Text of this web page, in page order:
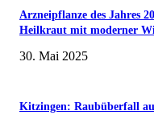
Arzneipflanze des Jahres
Heilkraut mit moderner
30. Mai 2025
Kitzingen: Raubüberfall